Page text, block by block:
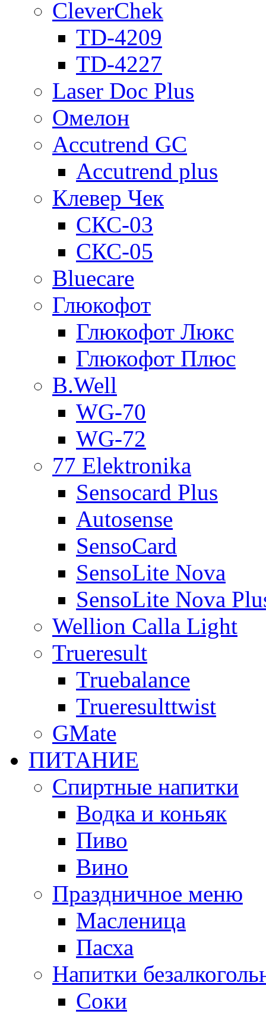
CleverChek
TD-4209
TD-4227
Laser Doc Plus
Омелон
Accutrend GC
Accutrend plus
Клевер Чек
СКС-03
СКС-05
Bluecare
Глюкофот
Глюкофот Люкс
Глюкофот Плюс
B.Well
WG-70
WG-72
77 Elektronika
Sensocard Plus
Autosense
SensoCard
SensoLite Nova
SensoLite Nova
Wellion Calla Light
Trueresult
Truebalance
Trueresulttwist
GMate
ПИТАНИЕ
Спиртные напитки
Водка и коньяк
Пиво
Вино
Праздничное меню
Масленица
Пасха
Напитки
Соки